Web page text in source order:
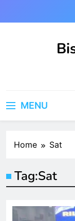
MENU
Home Sat
Tag:Sat